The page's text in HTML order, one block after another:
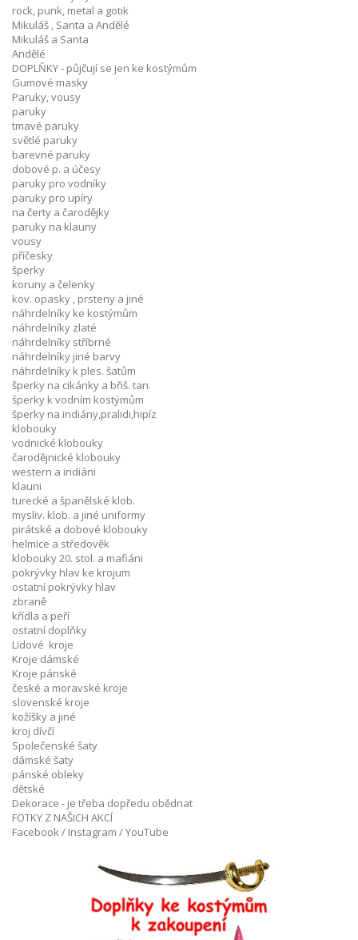
rock, punk, metal a gotik
Mikuláš , Santa a Andělé
Mikuláš a Santa
Andělé
DOPLŇKY - půjčují se jen ke kostýmům
Gumové masky
Paruky, vousy
paruky
tmavé paruky
světlé paruky
barevné paruky
dobové p. a účesy
paruky pro vodníky
paruky pro upíry
na čerty a čarodějky
paruky na klauny
vousy
příčesky
šperky
koruny a čelenky
kov. opasky , prsteny a jiné
náhrdelníky ke kostýmům
náhrdelníky zlaté
náhrdelníky stříbrné
náhrdelníky jiné barvy
náhrdelníky k ples. šatům
šperky na cikánky a břiš. tan.
šperky k vodním kostýmům
šperky na indiány,pralidi,hipíz
klobouky
vodnické klobouky
čarodějnické klobouky
western a indiáni
klauni
turecké a španělské klob.
mysliv. klob. a jiné uniformy
pirátské a dobové klobouky
helmice a středověk
klobouky 20. stol. a mafiáni
pokrývky hlav ke krojum
ostatní pokrývky hlav
zbraně
křídla a peří
ostatní doplňky
Lidové kroje
Kroje dámské
Kroje pánské
české a moravské kroje
slovenské kroje
kožíšky a jiné
kroj dívčí
Společenské šaty
dámské šaty
pánské obleky
dětské
Dekorace - je třeba dopředu obědnat
FOTKY Z NAŠICH AKCÍ
Facebook / Instagram / YouTube